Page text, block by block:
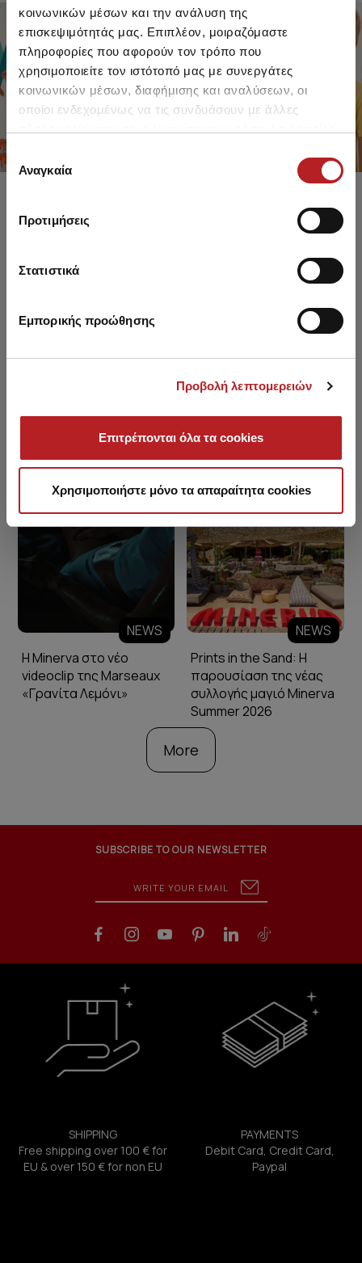
κοινωνικών μέσων και την ανάλυση της
επισκεψιμότητάς μας. Επιπλέον, μοιραζόμαστε
πληροφορίες που αφορούν τον τρόπο που
χρησιμοποιείτε τον ιστότοπό μας με συνεργάτες
κοινωνικών μέσων, διαφήμισης και αναλύσεων, οι
οποίοι ενδεχομένως να τις συνδυάσουν με άλλες
των υπηρεσιών τους.
Επιλογή
συγκατάθεσης
Αναγκαία
Προτιμήσεις
Στατιστικά
Εμπορικής προώθησης
Προβολή λεπτομερειών
Επιτρέπονται όλα τα cookies
Χρησιμοποιήστε μόνο τα απαραίτητα cookies
FOR GIRLS
UP TO -30%
SHOP SALE
FOR BOYS
UP TO -30%
SHOP SALE
Minerva Blog
NEWS
Η Minerva στο νέο
videoclip της Marseaux
«Γρανίτα Λεμόνι»
NEWS
Prints in the Sand: Η
παρουσίαση της νέας
συλλογής μαγιό Minerva
Summer 2026
More
SUBSCRIBE TO OUR NEWSLETTER
SHIPPING
Free shipping over 100 € for
EU & over 150 € for non EU
PAYMENTS
Debit Card, Credit Card,
Paypal